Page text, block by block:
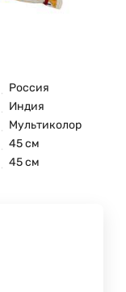
Россия
Индия
Мультиколор
45 см
45 см